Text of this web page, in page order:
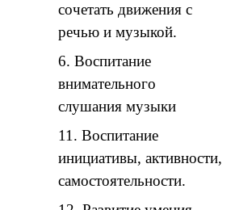
сочетать движения с
речью и музыкой.
6. Воспитание
внимательного
слушания музыки
11. Воспитание
инициативы, активности,
самостоятельности.